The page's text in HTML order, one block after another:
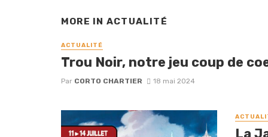
MORE IN ACTUALITÉ
ACTUALITÉ
Trou Noir, notre jeu coup de
Par CORTO CHARTIER 18 mai 2024
La